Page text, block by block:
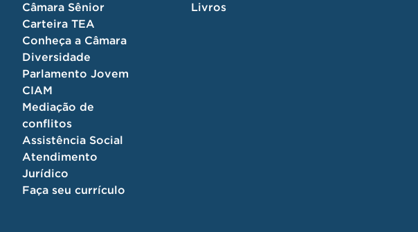
Câmara Sênior
Carteira TEA
Conheça a Câmara
Diversidade
Parlamento Jovem
CIAM
Mediação de
conflitos
Assistência Social
Atendimento
Jurídico
Faça seu currículo
Livros